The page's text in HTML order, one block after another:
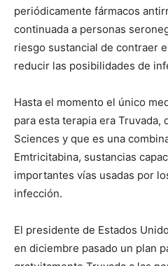
periódicamente fármacos
continuada a personas
riesgo sustancial de contraer
reducir las posibilidades de
Hasta el momento el único
para esta terapia era Truvada,
Sciences y que es una
Emtricitabina, sustancias
importantes vías usadas por
infección.
El presidente de Estados
en diciembre pasado un plan